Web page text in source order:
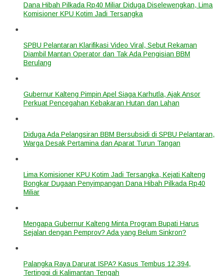
Dana Hibah Pilkada Rp40 Miliar Diduga Diselewengkan, Lima
Komisioner KPU Kotim Jadi Tersangka
SPBU Pelantaran Klarifikasi Video Viral, Sebut Rekaman
Diambil Mantan Operator dan Tak Ada Pengisian BBM
Berulang
Gubernur Kalteng Pimpin Apel Siaga Karhutla, Ajak Ansor
Perkuat Pencegahan Kebakaran Hutan dan Lahan
Diduga Ada Pelangsiran BBM Bersubsidi di SPBU Pelantaran,
Warga Desak Pertamina dan Aparat Turun Tangan
Lima Komisioner KPU Kotim Jadi Tersangka, Kejati Kalteng
Bongkar Dugaan Penyimpangan Dana Hibah Pilkada Rp40
Miliar
Mengapa Gubernur Kalteng Minta Program Bupati Harus
Sejalan dengan Pemprov? Ada yang Belum Sinkron?
Palangka Raya Darurat ISPA? Kasus Tembus 12.394,
Tertinggi di Kalimantan Tengah